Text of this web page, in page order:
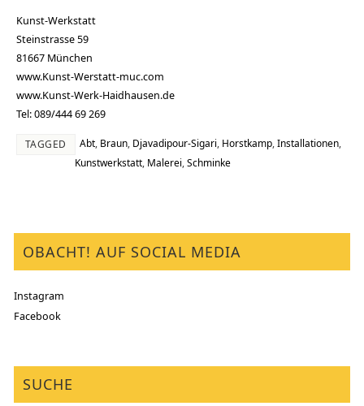
Kunst-Werkstatt
Steinstrasse 59
81667 München
www.Kunst-Werstatt-muc.com
www.Kunst-Werk-Haidhausen.de
Tel: 089/444 69 269
TAGGED Abt, Braun, Djavadipour-Sigari, Horstkamp,Installationen,
Kunstwerkstatt, Malerei,Schminke
OBACHT! AUF SOCIAL MEDIA
Instagram
Facebook
SUCHE